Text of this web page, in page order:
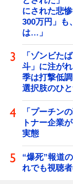
にされた悲
300万円」も
は…」
「ゾンビた
斗」に注が
季は打撃低
選択肢のひと
「プーチン
トナー企業
実態
“爆死”報道
れでも視聴